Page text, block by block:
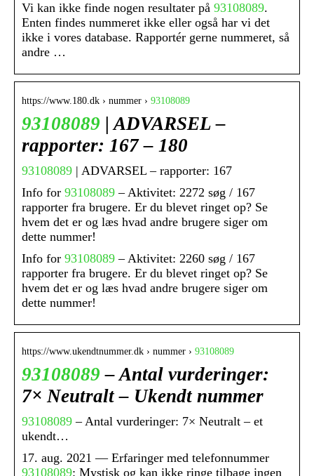
Vi kan ikke finde nogen resultater på 93108089.
Enten findes nummeret ikke eller også har vi det
ikke i vores database. Rapportér gerne nummeret, så
andre …
https://www.180.dk › nummer › 93108089
93108089 | ADVARSEL –
rapporter: 167 – 180
93108089 | ADVARSEL – rapporter: 167
Info for 93108089 – Aktivitet: 2272 søg / 167
rapporter fra brugere. Er du blevet ringet op? Se
hvem det er og læs hvad andre brugere siger om
dette nummer!
Info for 93108089 – Aktivitet: 2260 søg / 167
rapporter fra brugere. Er du blevet ringet op? Se
hvem det er og læs hvad andre brugere siger om
dette nummer!
https://www.ukendtnummer.dk › nummer › 93108089
93108089 – Antal vurderinger:
7× Neutralt – Ukendt nummer
93108089 – Antal vurderinger: 7× Neutralt – et
ukendt…
17. aug. 2021 — Erfaringer med telefonnummer
93108089: Mystisk og kan ikke ringe tilbage ingen